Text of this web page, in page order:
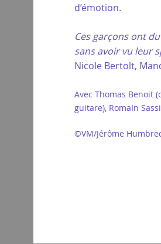
d’émotion.
Ces garçons ont
sans avoir vu leur
Nicole Bertolt,
Avec Thomas Benoit
guitare), RomaIn
©VM/Jérôme